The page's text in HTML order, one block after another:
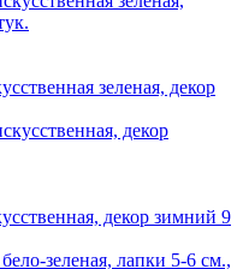
зеленая, декор
декор зимний 9